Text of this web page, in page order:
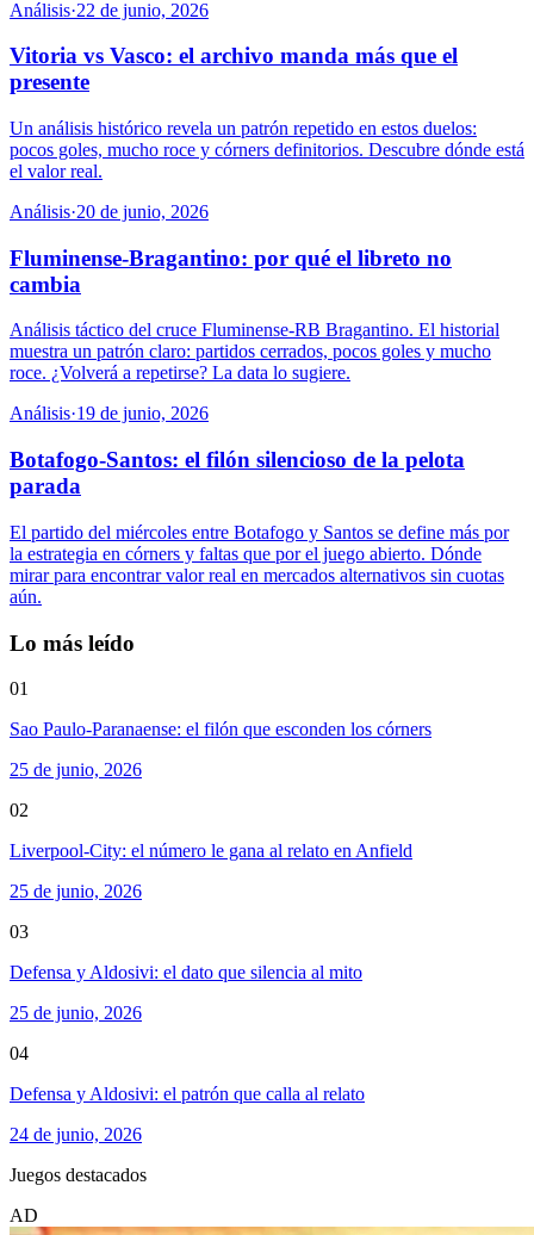
Análisis·22 de junio, 2026
Vitoria vs Vasco: el archivo manda más que el
presente
Un análisis histórico revela un patrón repetido en estos duelos:
pocos goles, mucho roce y córners definitorios. Descubre dónde está
el valor real.
Análisis·20 de junio, 2026
Fluminense-Bragantino: por qué el libreto no
cambia
Análisis táctico del cruce Fluminense-RB Bragantino. El historial
muestra un patrón claro: partidos cerrados, pocos goles y mucho
roce. ¿Volverá a repetirse? La data lo sugiere.
Análisis·19 de junio, 2026
Botafogo-Santos: el filón silencioso de la pelota
parada
El partido del miércoles entre Botafogo y Santos se define más por
la estrategia en córners y faltas que por el juego abierto. Dónde
mirar para encontrar valor real en mercados alternativos sin cuotas
aún.
Lo más leído
01
Sao Paulo-Paranaense: el filón que esconden los córners
25 de junio, 2026
02
Liverpool-City: el número le gana al relato en Anfield
25 de junio, 2026
03
Defensa y Aldosivi: el dato que silencia al mito
25 de junio, 2026
04
Defensa y Aldosivi: el patrón que calla al relato
24 de junio, 2026
Juegos destacados
AD